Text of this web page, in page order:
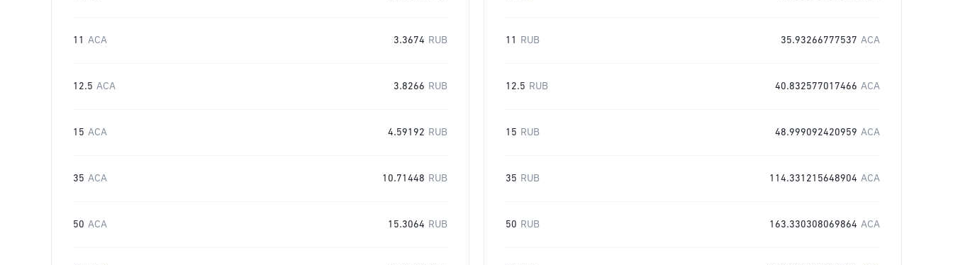
11 ACA 3.3674 RUB
12.5 ACA 3.8266 RUB
15 ACA 4.59192 RUB
35 ACA 10.71448 RUB
50 ACA 15.3064 RUB
11 RUB 35.93266777537 ACA
12.5 RUB 40.832577017466 ACA
15 RUB 48.999092420959 ACA
35 RUB 114.331215648904 ACA
50 RUB 163.330308069864 ACA